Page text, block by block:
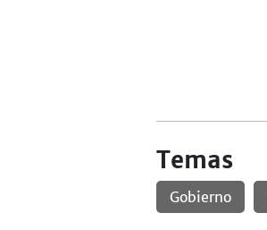
Temas
Gobierno